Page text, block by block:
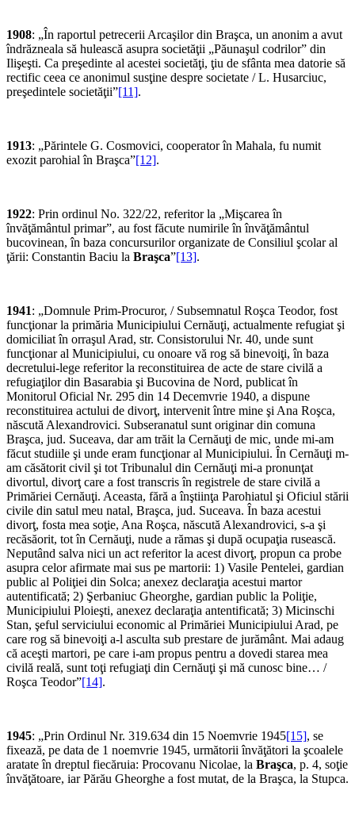
1908: „În raportul petrecerii Arcaşilor din Braşca, un anonim a avut
îndrăzneala să hulească asupra societăţii „Păunaşul codrilor” din
Ilişeşti. Ca preşedinte al acestei societăţi, ţiu de sfânta mea datorie să
rectific ceea ce anonimul susţine despre societate / L. Husarciuc,
preşedintele societăţii”[11].
1913: „Părintele G. Cosmovici, cooperator în Mahala, fu numit
exozit parohial în Braşca”[12].
1922: Prin ordinul No. 322/22, referitor la „Mişcarea în
învăţământul primar”, au fost făcute numirile în învăţământul
bucovinean, în baza concursurilor organizate de Consiliul şcolar al
ţării: Constantin Baciu la Braşca”[13].
1941: „Domnule Prim-Procuror, / Subsemnatul Roşca Teodor, fost
funcţionar la primăria Municipiului Cernăuţi, actualmente refugiat şi
domiciliat în orraşul Arad, str. Consistorului Nr. 40, unde sunt
funcţionar al Municipiului, cu onoare vă rog să binevoiţi, în baza
decretului-lege referitor la reconstituirea de acte de stare civilă a
refugiaţilor din Basarabia şi Bucovina de Nord, publicat în
Monitorul Oficial Nr. 295 din 14 Decemvrie 1940, a dispune
reconstituirea actului de divorţ, intervenit între mine şi Ana Roşca,
născută Alexandrovici. Subseranatul sunt originar din comuna
Braşca, jud. Suceava, dar am trăit la Cernăuţi de mic, unde mi-am
făcut studiile şi unde eram funcţionar al Municipiului. În Cernăuţi m-
am căsătorit civil şi tot Tribunalul din Cernăuţi mi-a pronunţat
divortul, divorţ care a fost transcris în registrele de stare civilă a
Primăriei Cernăuţi. Aceasta, fără a înştiinţa Parohiatul şi Oficiul stării
civile din satul meu natal, Braşca, jud. Suceava. În baza acestui
divorţ, fosta mea soţie, Ana Roşca, născută Alexandrovici, s-a şi
recăsăorit, tot în Cernăuţi, nude a rămas şi după ocupaţia rusească.
Neputând salva nici un act referitor la acest divorţ, propun ca probe
asupra celor afirmate mai sus pe martorii: 1) Vasile Pentelei, gardian
public al Poliţiei din Solca; anexez declaraţia acestui martor
autentificată; 2) Şerbaniuc Gheorghe, gardian public la Poliţie,
Municipiului Ploieşti, anexez declaraţia antentificată; 3) Micinschi
Stan, şeful serviciului economic al Primăriei Municipiului Arad, pe
care rog să binevoiţi a-l asculta sub prestare de jurământ. Mai adaug
că aceşti martori, pe care i-am propus pentru a dovedi starea mea
civilă reală, sunt toţi refugiaţi din Cernăuţi şi mă cunosc bine… /
Roşca Teodor”[14].
1945: „Prin Ordinul Nr. 319.634 din 15 Noemvrie 1945[15], se
fixează, pe data de 1 noemvrie 1945, următorii învăţători la şcoalele
aratate în dreptul fiecăruia: Procovanu Nicolae, la Braşca, p. 4, soţie
învăţătoare, iar Părău Gheorghe a fost mutat, de la Braşca, la Stupca.